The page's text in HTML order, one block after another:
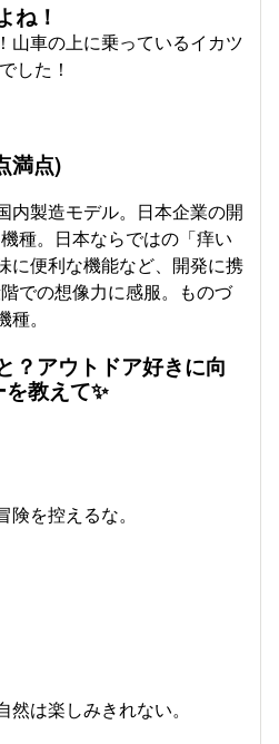
ね！
車の上に乗っているイカツ
した！
満点)
製造モデル。日本企業の開
種。日本ならではの「痒い
に便利な機能など、開発に携
での想像力に感服。ものづ
。
？アウトドア好きに向
教えて✨
を控えるな。
は楽しみきれない。